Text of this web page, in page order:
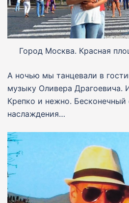
Город Москва. Красная
А ночью мы танцевали в
музыку Оливера Драгоевича.
Крепко и нежно. Бесконечный
наслаждения…